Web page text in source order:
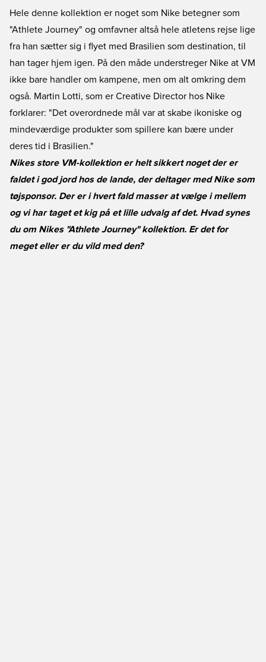
Hele denne kollektion er noget som Nike betegner som
"Athlete Journey" og omfavner altså hele atletens rejse lige
fra han sætter sig i flyet med Brasilien som destination, til
han tager hjem igen. På den måde understreger Nike at VM
ikke bare handler om kampene, men om alt omkring dem
også. Martin Lotti, som er Creative Director hos Nike
forklarer: "Det overordnede mål var at skabe ikoniske og
mindeværdige produkter som spillere kan bære under
deres tid i Brasilien."
Nikes store VM-kollektion er helt sikkert noget der er
faldet i god jord hos de lande, der deltager med Nike som
tøjsponsor. Der er i hvert fald masser at vælge i mellem
og vi har taget et kig på et lille udvalg af det. Hvad synes
du om Nikes "Athlete Journey" kollektion. Er det for
meget eller er du vild med den?